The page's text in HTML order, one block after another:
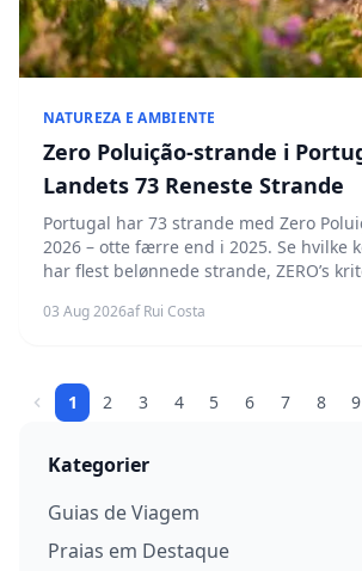
NATUREZA E AMBIENTE
Zero Poluição-strande i
Landets 73 Reneste Strande
Portugal har 73 strande med Zero
2026 – otte færre end i 2025. Se hvilke
har flest belønnede strande, ZERO’s
03 Aug 2026af Rui Costa
1 2 3 4 5 6 7 8 9
Kategorier
Guias de Viagem
Praias em Destaque